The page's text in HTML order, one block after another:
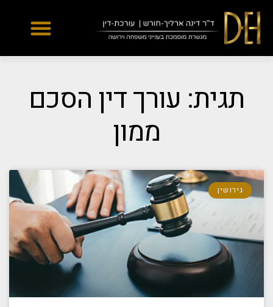
Yes
...
תגית: עורך דין הסכם
ממון
גירושין